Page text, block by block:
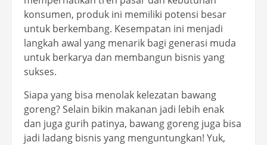
konsumen, produk ini memiliki potensi besar
untuk berkembang. Kesempatan ini menjadi
langkah awal yang menarik bagi generasi muda
untuk berkarya dan membangun bisnis yang
sukses.
Siapa yang bisa menolak kelezatan bawang
goreng? Selain bikin makanan jadi lebih enak
dan juga gurih patinya, bawang goreng juga bisa
jadi ladang bisnis yang menguntungkan! Yuk,